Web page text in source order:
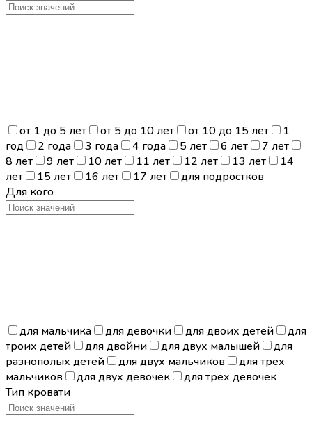
от 1 до 5 лет от 5 до 10 лет от 10 до 15 лет
1
год
2 года 3 года 4 года 5 лет 6 лет
7 лет
8 лет
9 лет 10 лет 11 лет 12 лет 13 лет
14
лет
15 лет 16 лет 17 лет
для подростков
Для кого
для мальчика для девочки для двоих детей
для
троих детей
для двойни для двух малышей
для
разнополых детей
для двух мальчиков
для трех
мальчиков
для двух девочек
для трех девочек
Тип кровати